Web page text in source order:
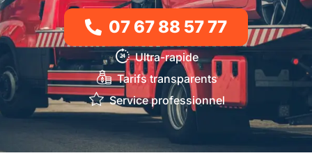
07 67 88 57 77
Ultra-rapide
Tarifs transparents
Service professionnel